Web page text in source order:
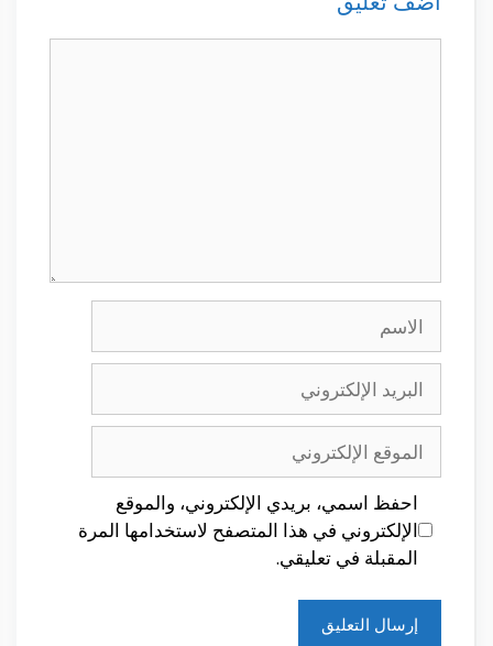
الاسم
البريد
الإلكتروني
الموقع
الإلكتروني
احفظ اسمي، بريدي الإلكتروني، والموقع
الإلكتروني في هذا المتصفح لاستخدامها المرة
المقبلة في تعليقي.